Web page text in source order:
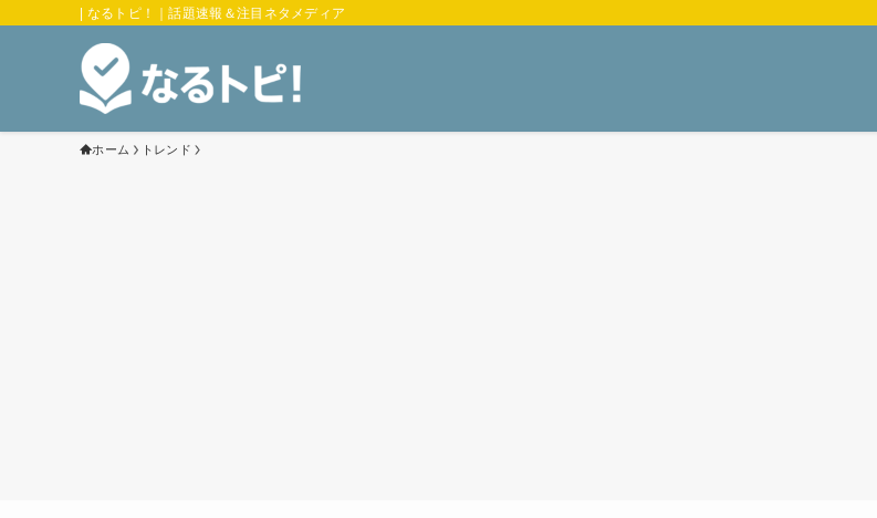
| なるトピ！｜話題速報＆注目ネタメディア
ホーム トレンド